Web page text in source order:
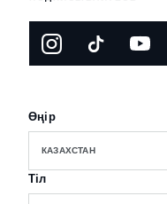
Өңір
КАЗАХСТАН
Тіл